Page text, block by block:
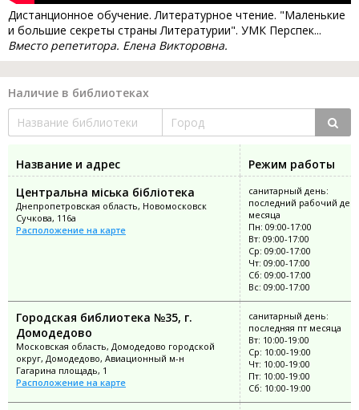
Дистанционное обучение. Литературное чтение. "Маленькие
и большие секреты страны Литературии". УМК Перспек...
Вместо репетитора. Елена Викторовна.
Наличие в библиотеках
Название и адрес
Режим работы
Центральна міська бібліотека
Днепропетровская область, Новомосковск
Сучкова, 116а
Расположение на карте
санитарный день:
последний рабочий
месяца
Пн: 09:00-17:00
Вт: 09:00-17:00
Ср: 09:00-17:00
Чт: 09:00-17:00
Сб: 09:00-17:00
Вс: 09:00-17:00
Городская библиотека №35, г.
Домодедово
Московская область, Домодедово городской
округ, Домодедово, Авиационный м-н
Гагарина площадь, 1
Расположение на карте
санитарный день:
последняя пт месяца
Вт: 10:00-19:00
Ср: 10:00-19:00
Чт: 10:00-19:00
Пт: 10:00-19:00
Сб: 10:00-19:00